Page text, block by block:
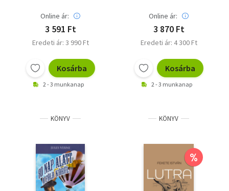
Online ár:
3 591 Ft
Eredeti ár: 3 990 Ft
Kosárba
2 - 3 munkanap
Online ár:
3 870 Ft
Eredeti ár: 4 300 Ft
Kosárba
2 - 3 munkanap
KÖNYV KÖNYV
%